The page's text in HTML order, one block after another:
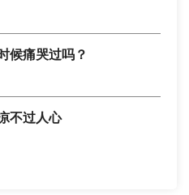
候痛哭过吗？
不过人心